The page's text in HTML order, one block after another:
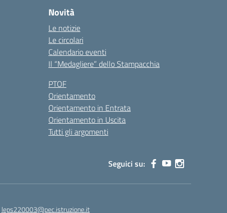
Novità
Le notizie
Le circolari
Calendario eventi
Il “Medagliere” dello Stampacchia
PTOF
Orientamento
Orientamento in Entrata
Orientamento in Uscita
Tutti gli argomenti
Seguici su:
leps220003@pec.istruzione.it